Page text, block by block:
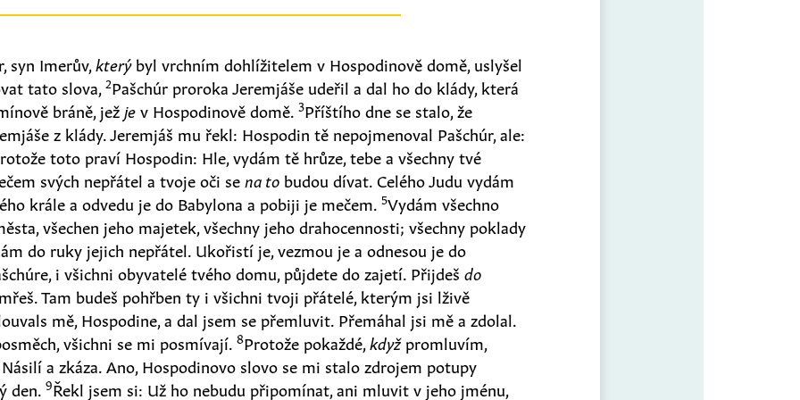
syn Imerův, kterýbyl vrchním dohlížitelem v Hospodinově domě, uslyšel
tato slova,2Pašchúr proroka Jeremjáše udeřil a dal ho do klády, která
bráně, jež jev Hospodinově domě.3Příštího dne se stalo, že
z klády. Jeremjáš mu řekl: Hospodin tě nepojmenoval Pašchúr, ale:
toto praví Hospodin: Hle, vydám tě hrůze, tebe a všechny tvé
svých nepřátel a tvoje oči se na to budou dívat. Celého Judu vydám
krále a odvedu je do Babylona a pobiji je mečem.5Vydám všechno
všechen jeho majetek, všechny jeho drahocennosti; všechny poklady
do ruky jejich nepřátel. Ukořistí je, vezmou je a odnesou je do
i všichni obyvatelé tvého domu, půjdete do zajetí. Přijdešdo
Tam budeš pohřben ty i všichni tvoji přátelé, kterým jsi lživě
mě, Hospodine, a dal jsem se přemluvit. Přemáhal jsi mě a zdolal.
všichni se mi posmívají.8Protože pokaždé, kdyžpromluvím,
a zkáza. Ano, Hospodinovo slovo se mi stalo zdrojem potupy
den.9Řekl jsem si: Už ho nebudu připomínat, ani mluvit v jeho jménu,